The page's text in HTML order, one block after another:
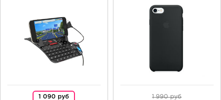
1 090 руб 1 990 руб